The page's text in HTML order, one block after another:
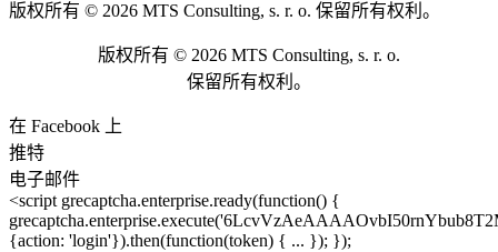
版权所有 © 2026 MTS Consulting, s. r. o. 保留所有权利。
版权所有 © 2026 MTS Consulting, s. r. o.
保留所有权利。
在 Facebook 上
推特
电子邮件
<script grecaptcha.enterprise.ready(function() {
{action: 'login'}).then(function(token) { ... }); });